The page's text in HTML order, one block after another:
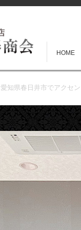
HOME
愛知県春日井市でアクセ